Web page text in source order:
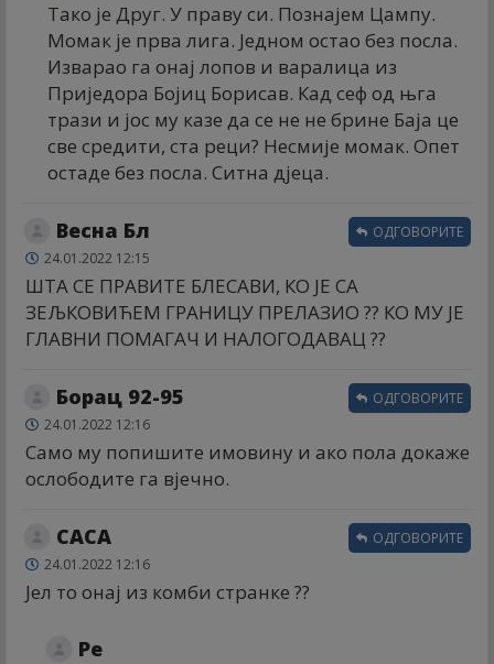
Тако је Друг. У праву си. Познајем Цампу.
Момак је прва лига. Једном остао без посла.
Изварао га онај лопов и варалица из
Приједора Бојиц Борисав. Кад сеф од њга
трази и јос му казе да се не не брине Баја це
све средити, ста реци? Несмије момак. Опет
остаде без посла. Ситна дјеца.
Весна Бл
24.01.2022 12:15
ШТА СЕ ПРАВИТЕ БЛЕСАВИ, КО ЈЕ СА
ЗЕЉКОВИЋЕМ ГРАНИЦУ ПРЕЛАЗИО ?? КО МУ ЈЕ
ГЛАВНИ ПОМАГАЧ И НАЛОГОДАВАЦ ??
ОДГОВОРИТЕ
Борац 92-95
24.01.2022 12:16
Само му попишите имовину и ако пола докаже
ослободите га вјечно.
ОДГОВОРИТЕ
САСА
24.01.2022 12:16
Јел то онај из комби странке ??
ОДГОВОРИТЕ
Ре